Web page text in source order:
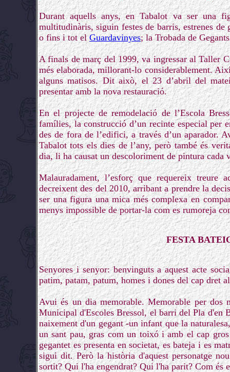
Durant aquells anys, en Tabalot va ser una
multitudinàris, siguin festes de barris, estrenes de
o fins i tot elGuardavinyes; la Trobada de
A finals de març del 1999, va ingressar al Taller
més elaborada, millorant-lo considerablement.
alguns matisos. Dit això, el 23 d’abril del
presentar amb la nova restauració.
En el projecte de remodelació de l’Escola
famílies, la construcció d’un recinte especial per
des de fora de l’edifici, a través d’un aparador.
Tabalot tots els dies de l’any, però també és
dia, li ha causat un descoloriment de pintura cada
Malauradament, l’esforç que requereix
decreixent des del 2010, arribant a prendre la
ser una figura una mica més complexa en
menys impossible de portar-la com es rumoreja
FESTA
Senyores i senyor: benvinguts a aquest acte
patim, patam, patum, homes i dones del cap dret
Avui és un dia memorable. Memorable per dos
Municipal d'Escoles Bressol, el barri del Pla d'en
naixement d'un gegant -un infant que la
un sant pau, gras com un toixó i amb el cap
gegantet es presenta en societat, es bateja i es
sigui dit. Però la història d'aquest personatge
sortit? Qui l'ha engendrat? Qui l'ha parit? Com és